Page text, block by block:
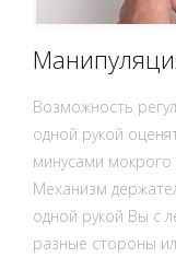
Возможность
одной рукой
минусами мокрого
Механизм
одной рукой Вы с
разные стороны